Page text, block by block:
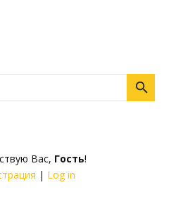
Вас, Гость!
| Log in